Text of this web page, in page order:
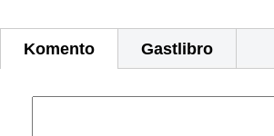
Komento Gastlibro